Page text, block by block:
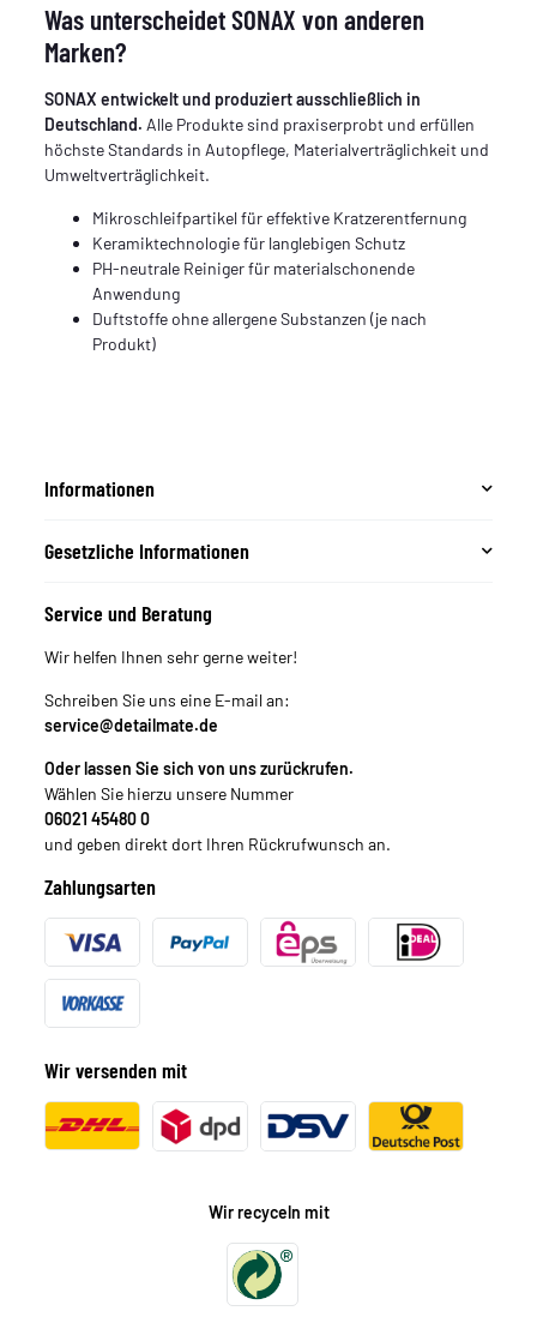
Was unterscheidet SONAX von anderen
Marken?
SONAX entwickelt und produziert ausschließlich in
Deutschland. Alle Produkte sind praxiserprobt und erfüllen
höchste Standards in Autopflege, Materialverträglichkeit und
Umweltverträglichkeit.
Mikroschleifpartikel für effektive Kratzerentfernung
Keramiktechnologie für langlebigen Schutz
PH-neutrale Reiniger für materialschonende
Anwendung
Duftstoffe ohne allergene Substanzen (je nach
Produkt)
Informationen
Gesetzliche Informationen
Service und Beratung
Wir helfen Ihnen sehr gerne weiter!
Schreiben Sie uns eine E-mail an:
service@detailmate.de
Oder lassen Sie sich von uns zurückrufen.
Wählen Sie hierzu unsere Nummer
06021 45480 0
und geben direkt dort Ihren Rückrufwunsch an.
Zahlungsarten
Wir versenden mit
Wir recyceln mit